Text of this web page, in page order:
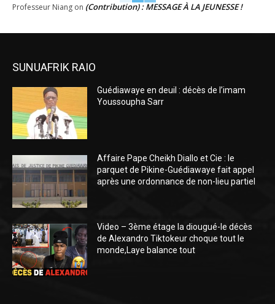
Professeur Niang on (Contribution) : MESSAGE À LA JEUNESSE !
SUNUAFRIK RAIO
Guédiawaye en deuil : décès de l’imam
Youssoupha Sarr
Affaire Pape Cheikh Diallo et Cie : le
parquet de Pikine-Guédiawaye fait appel
après une ordonnance de non-lieu partiel
Video – 3ème étage la diougué-le décès
de Alexandro Tiktokeur choque tout le
monde,Laye balance tout